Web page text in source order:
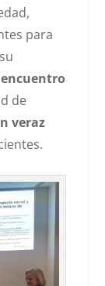
para
encuentro
de
veraz